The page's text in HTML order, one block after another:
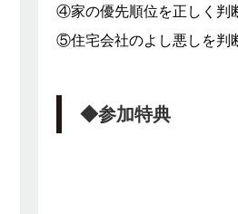
④家の優先順位を正しく判
⑤住宅会社のよし悪しを判
◆参加特典